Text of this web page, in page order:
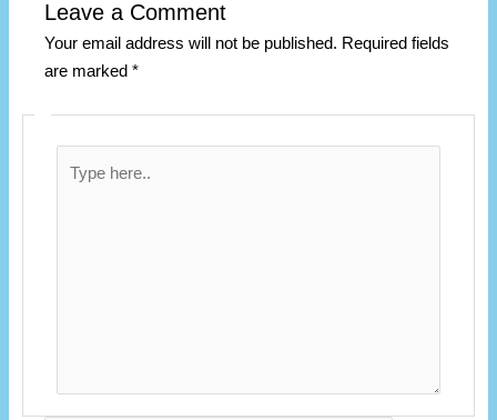
Leave a Comment
Your email address will not be published. Required fields
are marked*
here..